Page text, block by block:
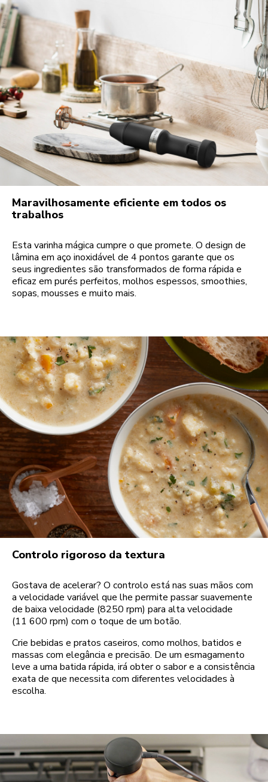
Maravilhosamente eficiente em todos os
trabalhos
Esta varinha mágica cumpre o que promete. O design de
lâmina em aço inoxidável de 4 pontos garante que os
seus ingredientes são transformados de forma rápida e
eficaz em purés perfeitos, molhos espessos, smoothies,
sopas, mousses e muito mais.
Controlo rigoroso da textura
Gostava de acelerar? O controlo está nas suas mãos com
a velocidade variável que lhe permite passar suavemente
de baixa velocidade (8250 rpm) para alta velocidade
(11 600 rpm) com o toque de um botão.
Crie bebidas e pratos caseiros, como molhos, batidos e
massas com elegância e precisão. De um esmagamento
leve a uma batida rápida, irá obter o sabor e a consistência
exata de que necessita com diferentes velocidades à
escolha.